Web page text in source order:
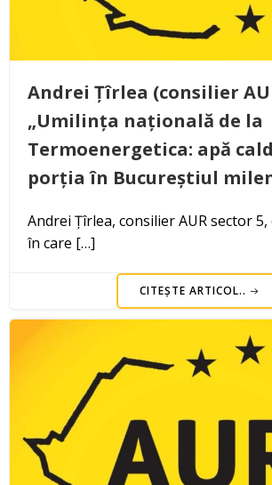
Andrei Țîrlea (consilier
„Umilința națională de la
Termoenergetica: apă
porția în Bucureștiul
Andrei Țîrlea, consilier AUR sector
în care […]
CITEȘTE ARTICOL..